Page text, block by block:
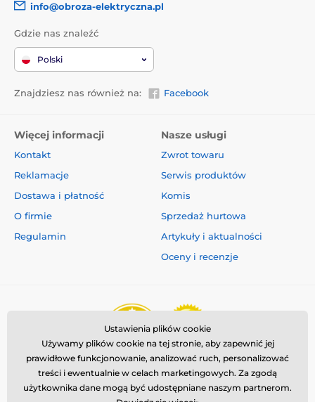
Produkt znajduje się w kategoriach
Dla średnich psów Dla dużych psów
Dźwiękowe Zanurzalne
info@obroza-elektryczna.pl
Gdzie nas znaleźć
Polski
Znajdziesz nas również na: Facebook
Więcej informacji
Kontakt
Reklamacje
Dostawa i płatność
O firmie
Regulamin
Nasze usługi
Zwrot towaru
Serwis produktów
Komis
Sprzedaż hurtowa
Artykuły i aktualności
Oceny i recenzje
Ustawienia plików cookie
Używamy plików cookie na tej stronie, aby zapewnić jej
prawidłowe funkcjonowanie, analizować ruch, personalizować
treści i ewentualnie w celach marketingowych. Za zgodą
użytkownika dane mogą być udostępniane naszym partnerom.